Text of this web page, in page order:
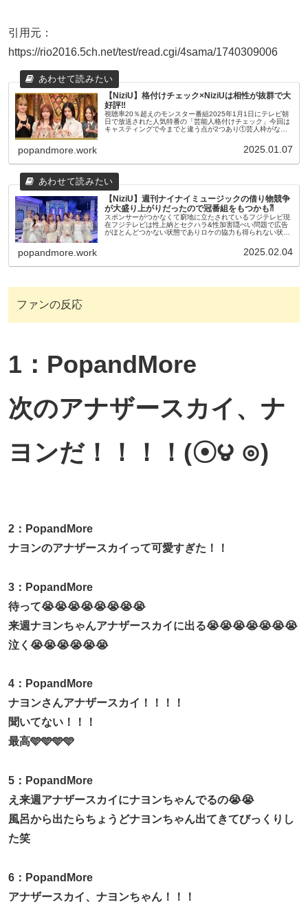
引用元：
https://rio2016.5ch.net/test/read.cgi/4sama/1740309006
【NiziU】格付けチェック×NiziUは相性が抜群で大
好評‼
視聴率20％超えのモンスター番組2025年1月1日にテレビ朝
日で放送された人気特番の「芸能人格付けチェック」今回は
キャスティングで今までと違う点が2つあり①芸人枠がない
popandmore.work 2025.01.07
【NiziU】週刊ナイナイミュージックの借り物競争
が大盛り上がりだったので冠番組をもつかも⁈
スポンサーがつかなくて窮地に立たされているフジテレビ現
在フジテレビは性上納とセクハラ&性加害隠ぺい問題で広告
がほとんどつかない状態でありロケの協力も得られない状態
popandmore.work 2025.02.04
ファンの反応
1：PopandMore
次のアナザースカイ、ナ
ヨンだ！！！！(☉︎౪ ⊙︎)
2：PopandMore
ナヨンのアナザースカイって可愛すぎた！！
3：PopandMore
待って😭😭😭😭😭😭😭😭
来週ナヨンちゃんアナザースカイに出る😭😭😭😭😭😭😭
泣く😭😭😭😭😭😭
4：PopandMore
ナヨンさんアナザースカイ！！！！
聞いてない！！！
最高🩵🩵🩵🩵
5：PopandMore
え来週アナザースカイにナヨンちゃんでるの😭😭
風呂から出たらちょうどナヨンちゃん出てきてびっくりし
た笑
6：PopandMore
アナザースカイ、ナヨンちゃん！！！